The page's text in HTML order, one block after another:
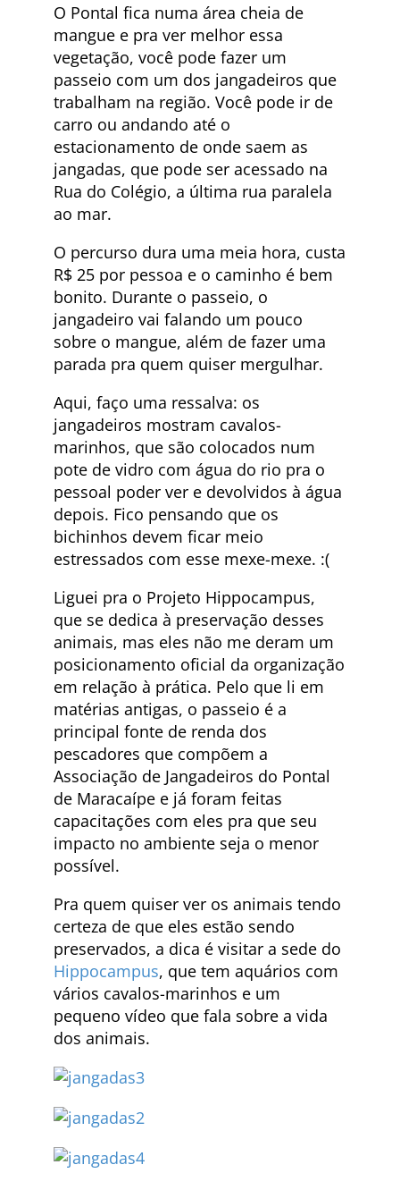
O Pontal fica numa área cheia de
mangue e pra ver melhor essa
vegetação, você pode fazer um
passeio com um dos jangadeiros que
trabalham na região. Você pode ir de
carro ou andando até o
estacionamento de onde saem as
jangadas, que pode ser acessado na
Rua do Colégio, a última rua paralela
ao mar.
O percurso dura uma meia hora, custa
R$ 25 por pessoa e o caminho é bem
bonito. Durante o passeio, o
jangadeiro vai falando um pouco
sobre o mangue, além de fazer uma
parada pra quem quiser mergulhar.
Aqui, faço uma ressalva: os
jangadeiros mostram cavalos-
marinhos, que são colocados num
pote de vidro com água do rio pra o
pessoal poder ver e devolvidos à água
depois. Fico pensando que os
bichinhos devem ficar meio
estressados com esse mexe-mexe. :(
Liguei pra o Projeto Hippocampus,
que se dedica à preservação desses
animais, mas eles não me deram um
posicionamento oficial da organização
em relação à prática. Pelo que li em
matérias antigas, o passeio é a
principal fonte de renda dos
pescadores que compõem a
Associação de Jangadeiros do Pontal
de Maracaípe e já foram feitas
capacitações com eles pra que seu
impacto no ambiente seja o menor
possível.
Pra quem quiser ver os animais tendo
certeza de que eles estão sendo
preservados, a dica é visitar a sede do
Hippocampus, que tem aquários com
vários cavalos-marinhos e um
pequeno vídeo que fala sobre a vida
dos animais.